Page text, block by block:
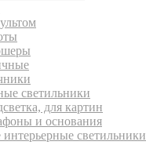
светильники
для картин
и основания
интерьерные светильники